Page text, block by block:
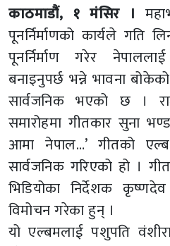
काठमाडौं, १ मंसिर ।
पूनर्निर्माणको कार्यले
पूनर्निर्माण गरेर
बनाइनुपर्छ भन्ने भावना
सार्वजनिक भएको छ ।
समारोहमा गीतकार सुना
आमा नेपाल…’ गीतको
सार्वजनिक गरिएको हो ।
भिडियोका निर्देशक
विमोचन गरेका हुन् ।
यो एल्बमलाई पशुपति